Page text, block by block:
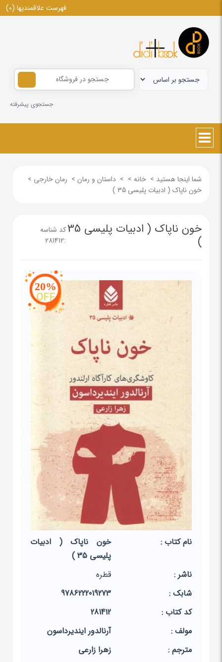
فهرست علاقمندیها (0)
جستجوی پیشرفته
شما اینجا هستید > خانه >
> داستان و رمان > رمان خارجی >
خون ناپاک ( ادبیات پلیسی 35 )
خون ناپاک ( ادبیات پلیسی 35
)
کد شناسه
:
281412
20%
OFF
نام کتاب :
خون ناپاک ( ادبیات
پلیسی 35 )
ناشر :
قطره
شابک :
9786222019273
کد کتاب :
281412
مولف :
آرنالدور ایندیرداسون
مترجم :
زهرا زارعی